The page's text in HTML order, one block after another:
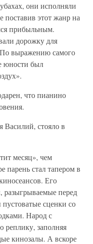
они исполняли
этот жанр на
прибыльным.
дорожку для
выражению самого
юности был
что пианино
Василий, стояло в
месяц», чем
парень стал тапером в
Его
разыгрываемые перед
сценки со
Народ с
реплику, заполняя
кинозалы. А вскоре